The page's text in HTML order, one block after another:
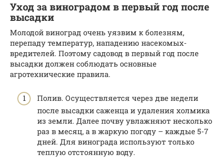
Уход за виноградом в первый год после
высадки
Молодой виноград очень уязвим к болезням,
перепаду температур, нападению насекомых-
вредителей. Поэтому садовод в первый год после
высадки должен соблюдать основные
агротехнические правила.
Полив. Осуществляется через две недели
после высадки саженца и удаления холмика
из земли. Далее почву увлажняют несколько
раз в месяц, а в жаркую погоду – каждые 5-7
дней. Для винограда используют только
теплую отстоянную воду.